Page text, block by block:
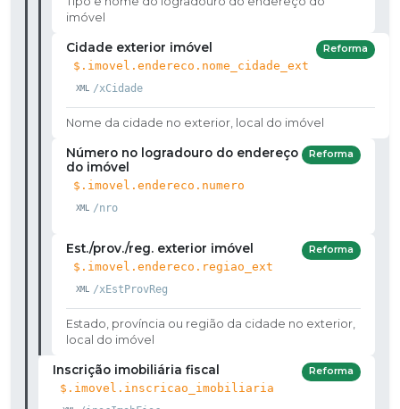
imóvel
Cidade exterior imóvel
$.imovel.endereco.nome_cidade_ext
/xCidade
Reforma
Nome da cidade no exterior, local do imóvel
Número no logradouro do endereço
do imóvel
$.imovel.endereco.numero
/nro
Reforma
Est./prov./reg. exterior imóvel
$.imovel.endereco.regiao_ext
/xEstProvReg
Reforma
Estado, província ou região da cidade no exterior,
local do imóvel
Inscrição imobiliária fiscal
$.imovel.inscricao_imobiliaria
Reforma